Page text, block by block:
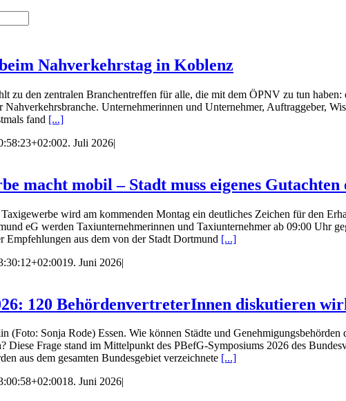
Nahverkehrstag in Koblenz
zu den zentralen Branchentreffen für alle, die mit dem ÖPNV zu tun
Unternehmerinnen und Unternehmer, Auftraggeber,
fand [...]
2. Juli 2026|
macht mobil – Stadt muss eigenes
wird am kommenden Montag ein deutliches Zeichen für den
eG werden Taxiunternehmerinnen und Taxiunternehmer ab 09:00 Uhr
Empfehlungen aus dem von der Stadt Dortmund [...]
19. Juni 2026|
120 BehördenvertreterInnen diskutieren
Sonja Rode) Essen. Wie können Städte und
Diese Frage stand im Mittelpunkt des PBefG-Symposiums 2026 des
aus dem gesamten Bundesgebiet verzeichnete [...]
18. Juni 2026|